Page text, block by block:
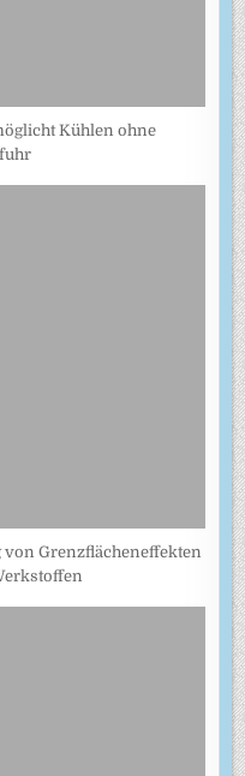
Kühlen ohne
Grenzflächeneffekten